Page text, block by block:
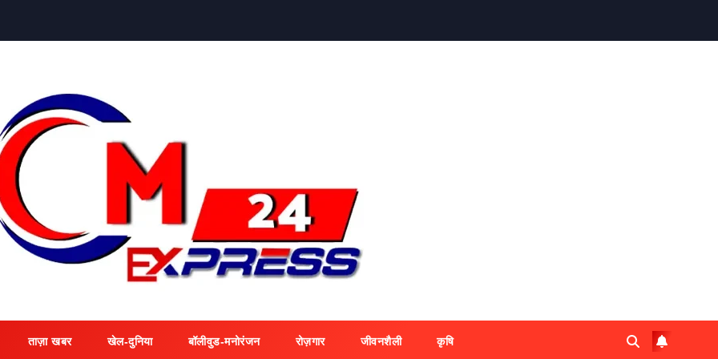
ताज़ा खबर खेल-दुनिया बॉलीवुड-मनोरंजन रोज़गार जीवनशैली कृषि